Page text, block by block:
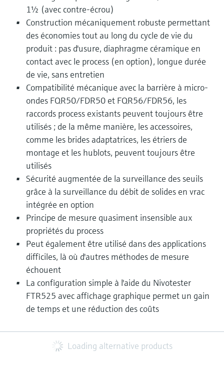
1½ (avec contre-écrou)
Construction mécaniquement robuste permettant
des économies tout au long du cycle de vie du
produit : pas d'usure, diaphragme céramique en
contact avec le process (en option), longue durée
de vie, sans entretien
Compatibilité mécanique avec la barrière à micro-
ondes FQR50/FDR50 et FQR56/FDR56, les
raccords process existants peuvent toujours être
utilisés ; de la même manière, les accessoires,
comme les brides adaptatrices, les étriers de
montage et les hublots, peuvent toujours être
utilisés
Sécurité augmentée de la surveillance des seuils
grâce à la surveillance du débit de solides en vrac
intégrée en option
Principe de mesure quasiment insensible aux
propriétés du process
Peut également être utilisé dans des applications
difficiles, là où d'autres méthodes de mesure
échouent
La configuration simple à l'aide du Nivotester
FTR525 avec affichage graphique permet un gain
de temps et une réduction des coûts
Loading alternative products